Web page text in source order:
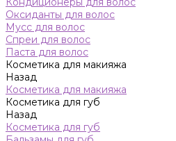
Оксиданты для волос
Мусс для волос
Спреи для волос
Паста для волос
Косметика для макияжа
Назад
Косметика для макияжа
Косметика для губ
Назад
Косметика для губ